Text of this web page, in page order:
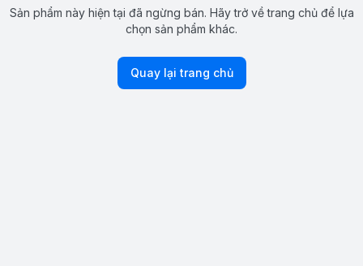
Sản phẩm này hiện tại đã ngừng bán. Hãy trở về trang chủ để lựa
chọn sản phẩm khác.
Quay lại trang chủ